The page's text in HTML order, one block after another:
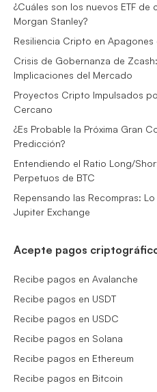
¿Cuáles son los nuevos ETF de
Morgan Stanley?
Resiliencia Cripto en Apagones
Crisis de Gobernanza de
Implicaciones del Mercado
Proyectos Cripto Impulsados
Cercano
¿Es Probable la Próxima Gran
Predicción?
Entendiendo el Ratio Long/
Perpetuos de BTC
Repensando las Recompras:
Jupiter Exchange
Acepte pagos
Recibe pagos en Avalanche
Recibe pagos en USDT
Recibe pagos en USDC
Recibe pagos en Solana
Recibe pagos en Ethereum
Recibe pagos en Bitcoin